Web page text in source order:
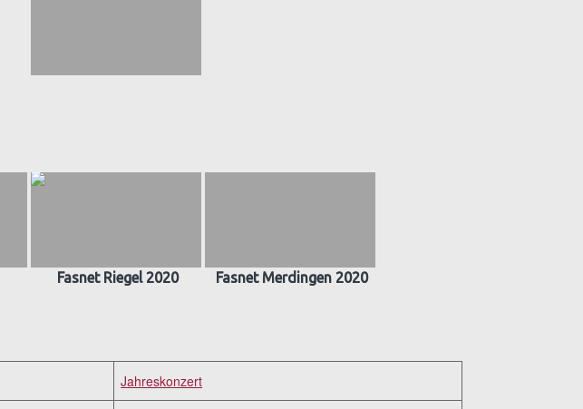
Fasnet Riegel 2020 Fasnet Merdingen 2020
Jahreskonzert